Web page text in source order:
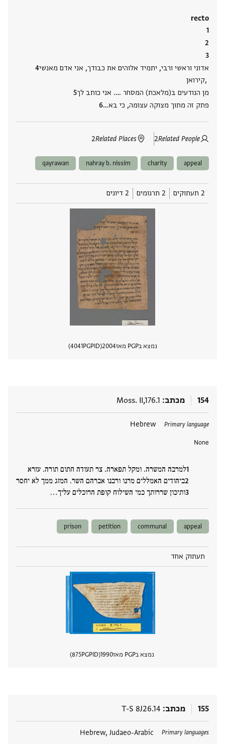
recto
אדוני וראשי ורבי, יתמיד אלוהים את כבודך, אני אדם מאנשי
קירואן,
מן הנודעים ב(מלאכת) המסחר …. אני כותב לך
פתק זה מתוך מצוקה עצומה, כי בא‮…
Related People
2
Related Places
2
appeal
charity
nahray b. nissim
qayrawan
2 תעתוקים 2 תרגומים 2 דיונים
נמצא בPGP מאז 2004
PGPID
4041
154 מכתב Moss. II,176.1
Primary language
Hebrew
None
למרבה המשרה. ומקל תפארה. צר תעודה חתום תורה. עזרא
ביהודים האמללים מרנו ורבנו אברהם השר. המזג ממך לא יחסר
ותיכון שררותך כמי השילוח קופת הרוכלים עליך‮…
תגים
appeal
communal
petition
prison
תעתוק אחד
נמצא בPGP מאז 1990
PGPID
875
155 מכתב T-S 8J26.14
Primary languages
Hebrew, Judaeo-Arabic תגים